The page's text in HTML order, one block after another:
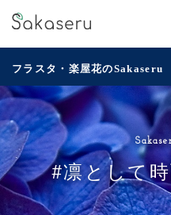
フラスタ・楽屋花のSakaseru
#凛として